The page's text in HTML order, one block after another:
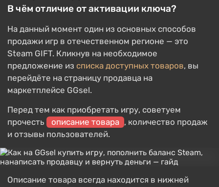
В чём отличие от активации ключа?
На данный момент один из основных способов
продажи игр в отечественном регионе — это
Steam GIFT. Кликнув на необходимое
предложение из списка доступных товаров, вы
перейдёте на страницу продавца на
маркетплейсе GGsel.
Перед тем как приобретать игру, советуем
прочесть
описание товара , количество продаж
и отзывы пользователей.
Описание товара всегда находится в нижней